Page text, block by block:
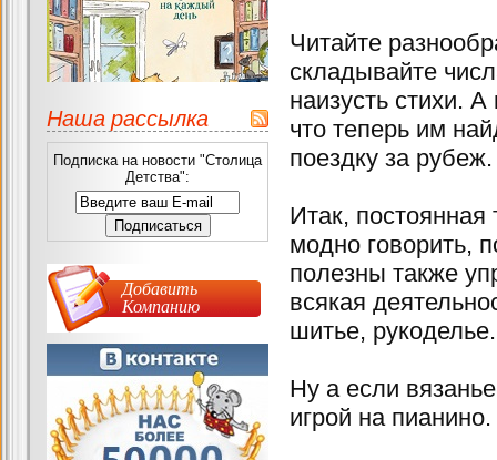
Читайте
складывайте
наизусть стихи.
что теперь им
поездку за рубеж.
Итак, постоянная
модно говорить,
полезны также
всякая
шитье,
Ну а если
игрой на
Наша рассылка
Подписка на новости "Столица
Детства":
Добавить
Компанию